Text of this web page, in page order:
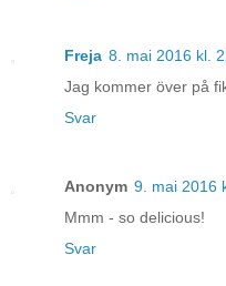
Freja 8. mai 2016 kl.
Jag kommer över på
Svar
Anonym 9. mai 2016
Mmm - so delicious!
Svar